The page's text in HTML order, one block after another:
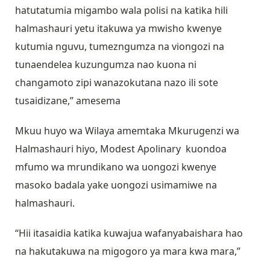
hatutatumia migambo wala polisi na katika hili
halmashauri yetu itakuwa ya mwisho kwenye
kutumia nguvu, tumezngumza na viongozi na
tunaendelea kuzungumza nao kuona ni
changamoto zipi wanazokutana nazo ili sote
tusaidizane,” amesema
Mkuu huyo wa Wilaya amemtaka Mkurugenzi wa
Halmashauri hiyo, Modest Apolinary kuondoa
mfumo wa mrundikano wa uongozi kwenye
masoko badala yake uongozi usimamiwe na
halmashauri.
“Hii itasaidia katika kuwajua wafanyabaishara hao
na hakutakuwa na migogoro ya mara kwa mara,”